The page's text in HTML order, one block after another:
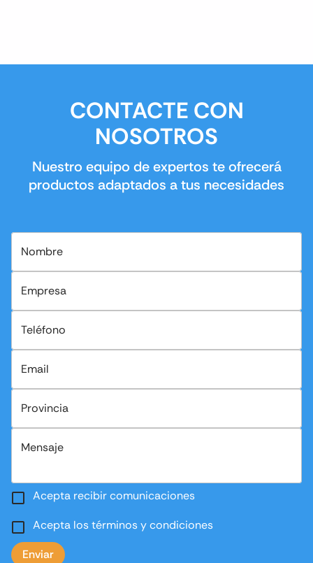
CONTACTE CON
NOSOTROS
Nuestro equipo de expertos te ofrecerá
productos adaptados a tus necesidades
Nombre
Empresa
Teléfono
Email
Provincia
Mensaje
Acepta recibir comunicaciones
Acepta los términos y condiciones
Enviar